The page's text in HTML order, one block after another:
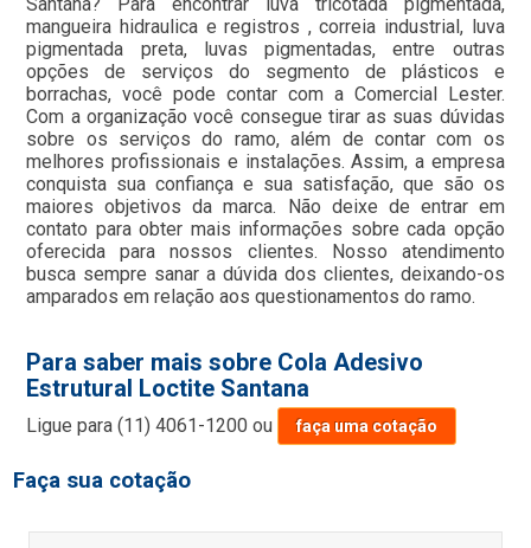
mangueira hidraulica e registros , correia industrial, luva
pigmentada preta, luvas pigmentadas, entre outras
opções de serviços do segmento de plásticos e
borrachas, você pode contar com a Comercial Lester.
Com a organização você consegue tirar as suas dúvidas
sobre os serviços do ramo, além de contar com os
melhores profissionais e instalações. Assim, a empresa
conquista sua confiança e sua satisfação, que são os
maiores objetivos da marca. Não deixe de entrar em
contato para obter mais informações sobre cada opção
oferecida para nossos clientes. Nosso atendimento
busca sempre sanar a dúvida dos clientes, deixando-os
amparados em relação aos questionamentos do ramo.
Para saber mais sobre Cola Adesivo
Estrutural Loctite Santana
Ligue para(11) 4061-1200 ou faça uma cotação
Faça sua cotação